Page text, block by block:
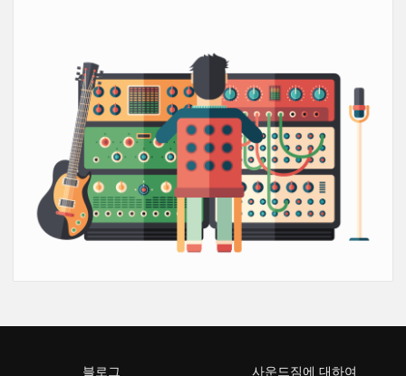
블로그 사운드짐에 대하여